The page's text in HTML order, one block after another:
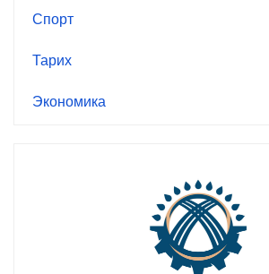
Спорт
Тарих
Экономика